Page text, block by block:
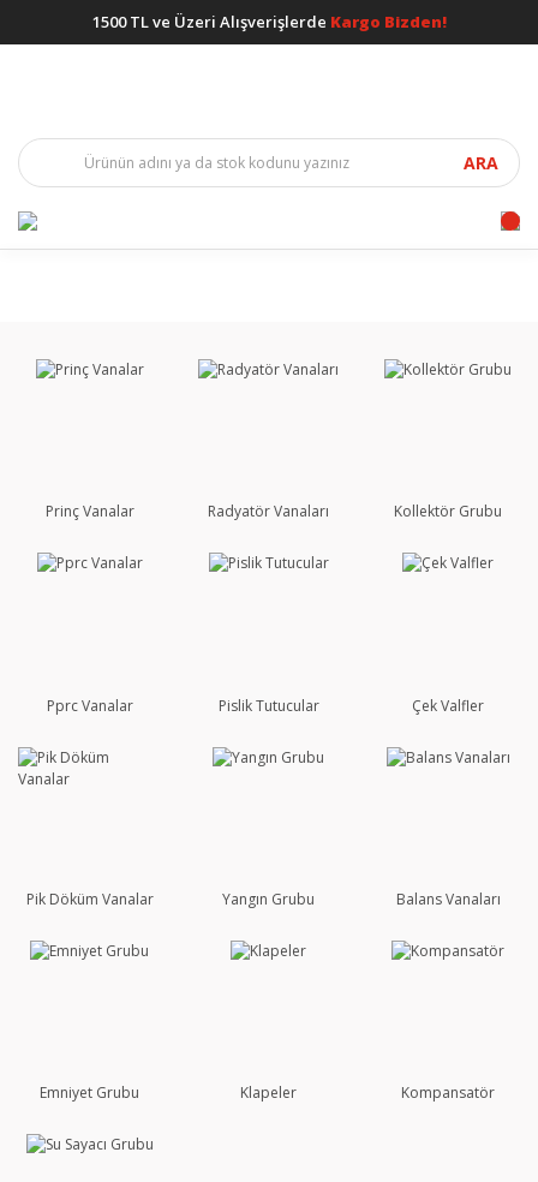
1500 TL ve Üzeri Alışverişlerde Kargo Bizden!
ARA
Prinç Vanalar Radyatör Vanaları Kollektör Grubu
Pprc Vanalar Pislik Tutucular Çek Valfler
Pik Döküm Vanalar Yangın Grubu Balans Vanaları
Emniyet Grubu Klapeler Kompansatör